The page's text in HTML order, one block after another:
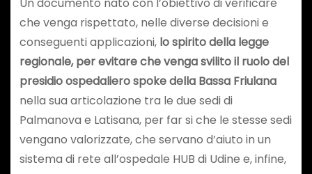
Un documento nato con l’obiettivo di verificare
che venga rispettato, nelle diverse decisioni e
conseguenti applicazioni, lo spirito della legge
regionale, per evitare che venga svilito il ruolo del
presidio ospedaliero spoke della Bassa Friulana
nella sua articolazione tra le due sedi di
Palmanova e Latisana, per far si che le stesse sedi
vengano valorizzate, che servano d’aiuto in un
sistema di rete all’ospedale HUB di Udine e, infine,